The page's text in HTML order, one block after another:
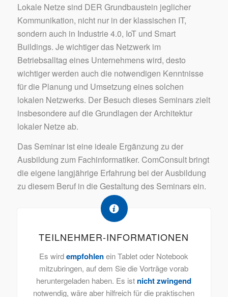
Lokale Netze sind DER Grundbaustein jeglicher
Kommunikation, nicht nur in der klassischen IT,
sondern auch in Industrie 4.0, IoT und Smart
Buildings. Je wichtiger das Netzwerk im
Betriebsalltag eines Unternehmens wird, desto
wichtiger werden auch die notwendigen Kenntnisse
für die Planung und Umsetzung eines solchen
lokalen Netzwerks. Der Besuch dieses Seminars zielt
insbesondere auf die Grundlagen der Architektur
lokaler Netze ab.
Das Seminar ist eine ideale Ergänzung zu der
Ausbildung zum Fachinformatiker. ComConsult bringt
die eigene langjährige Erfahrung bei der Ausbildung
zu diesem Beruf in die Gestaltung des Seminars ein.
TEILNEHMER-INFORMATIONEN
Es wirdempfohlenein Tablet oder Notebook
mitzubringen, auf dem Sie die Vorträge vorab
heruntergeladen haben. Es ist nicht zwingend
notwendig, wäre aber hilfreich für die praktischen